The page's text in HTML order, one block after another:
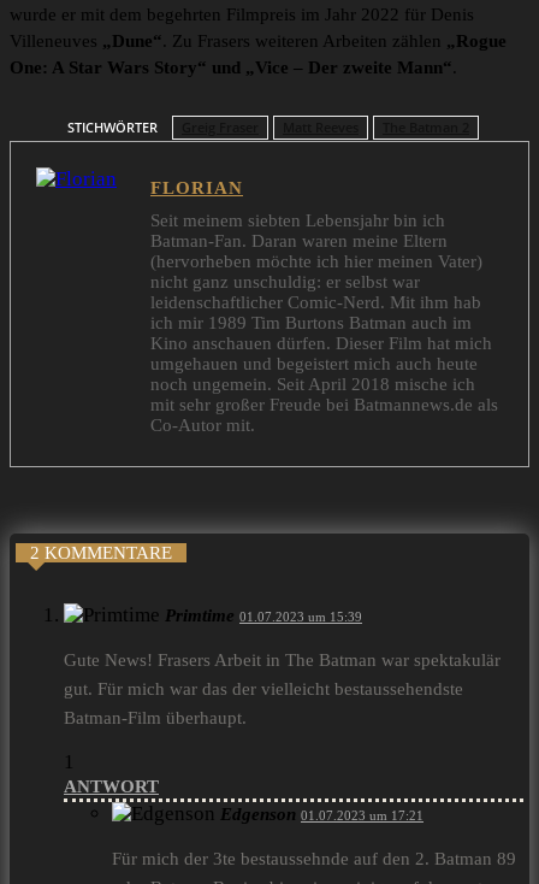
wurde er mit dem begehrten Filmpreis im Jahr 2022 für Denis
Villeneuves „Dune“. Zu Frasers weiteren Arbeiten zählen „Rogue
One: A Star Wars Story“ und „Vice – Der zweite Mann“.
STICHWÖRTER
FLORIAN
Seit meinem siebten Lebensjahr bin ich
Batman-Fan. Daran waren meine Eltern
(hervorheben möchte ich hier meinen Vater)
nicht ganz unschuldig: er selbst war
leidenschaftlicher Comic-Nerd. Mit ihm hab
ich mir 1989 Tim Burtons Batman auch im
Kino anschauen dürfen. Dieser Film hat mich
umgehauen und begeistert mich auch heute
noch ungemein. Seit April 2018 mische ich
mit sehr großer Freude bei Batmannews.de als
Co-Autor mit.
2 KOMMENTARE
Primtime 01.07.2023 um 15:39
Gute News! Frasers Arbeit in The Batman war spektakulär
gut. Für mich war das der vielleicht bestaussehendste
Batman-Film überhaupt.
1
ANTWORT
Edgenson 01.07.2023 um 17:21
Für mich der 3te bestaussehnde auf den 2. Batman 89